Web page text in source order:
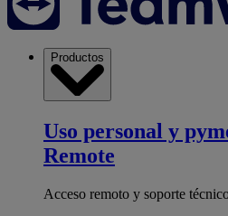
Productos
Uso personal y
Remote
Acceso remoto y soporte